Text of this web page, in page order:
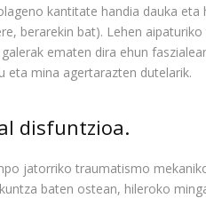
kantitate handia dauka
berarekin bat). Lehen
ematen dira ehun
eta mina agertarazten dutelarik.
disfuntzioa.
jatorriko traumatismo
baten ostean, hileroko